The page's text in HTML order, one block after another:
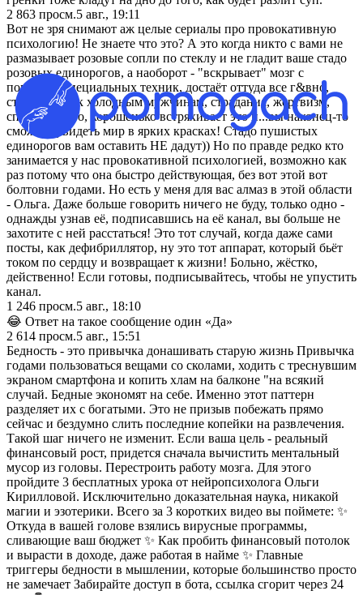
2 863 просм.5 авг., 19:11
Вот не зря снимают аж целые сериалы про провокативную
психологию! Не знаете что это? А это когда никто с вами не
размазывает розовые сопли по стеклу и не гладит ваше стадо
розовых единорогов, а наоборот - "вскрывает" мозг с
помощью специальных техник, достаёт оттуда все г&вно,
страхи, тягу к холодным мужчинам, страдания, жертвизм,
спасательство, хорошенько встряхивает это и...вы наконец-то
сможете увидеть мир в ярких красках! Стадо пушистых
единорогов вам оставить НЕ дадут)) Но по правде редко кто
занимается у нас провокативной психологией, возможно как
раз потому что она быстро действующая, без вот этой вот
болтовни годами. Но есть у меня для вас алмаз в этой области
- Ольга. Даже больше говорить ничего не буду, только одно -
однажды узнав её, подписавшись на её канал, вы больше не
захотите с ней расстаться! Это тот случай, когда даже сами
посты, как дефибриллятор, ну это тот аппарат, который бьёт
током по сердцу и возвращает к жизни! Больно, жёстко,
действенно! Если готовы, подписывайтесь, чтобы не упустить
канал.
1 246 просм.5 авг., 18:10
😂 Ответ на такое сообщение один «Да»
2 614 просм.5 авг., 15:51
Бедность - это привычка донашивать старую жизнь Привычка
годами пользоваться вещами со сколами, ходить с треснувшим
экраном смартфона и копить хлам на балконе "на всякий
случай. Бедные экономят на себе. Именно этот паттерн
разделяет их с богатыми. Это не призыв побежать прямо
сейчас и бездумно слить последние копейки на развлечения.
Такой шаг ничего не изменит. Если ваша цель - реальный
финансовый рост, придется сначала вычистить ментальный
мусор из головы. Перестроить работу мозга. Для этого
пройдите 3 бесплатных урока от нейропсихолога Ольги
Кирилловой. Исключительно доказательная наука, никакой
магии и эзотерики. Всего за 3 коротких видео вы поймете: ✨
Откуда в вашей голове взялись вирусные программы,
сливающие ваш бюджет ✨ Как пробить финансовый потолок
и вырасти в доходе, даже работая в найме ✨ Главные
триггеры бедности в мышлении, которые большинство просто
не замечает Забирайте доступ в бота, ссылка сгорит через 24